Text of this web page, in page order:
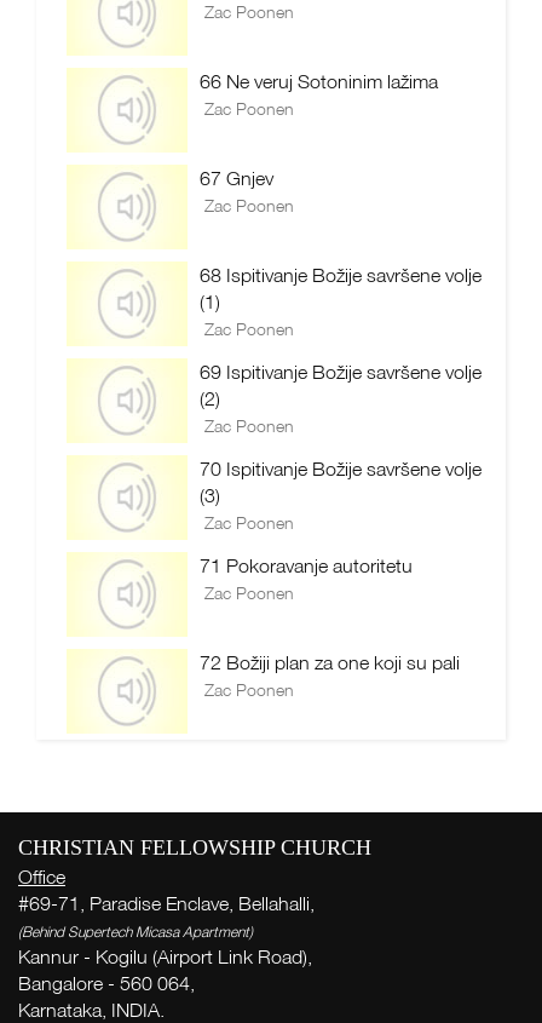
Zac Poonen
66 Ne veruj Sotoninim lažima
Zac Poonen
67 Gnjev
Zac Poonen
68 Ispitivanje Božije savršene volje
(1)
Zac Poonen
69 Ispitivanje Božije savršene volje
(2)
Zac Poonen
70 Ispitivanje Božije savršene volje
(3)
Zac Poonen
71 Pokoravanje autoritetu
Zac Poonen
72 Božiji plan za one koji su pali
Zac Poonen
CHRISTIAN FELLOWSHIP CHURCH
Office
#69-71, Paradise Enclave, Bellahalli,
(Behind Supertech Micasa Apartment)
Kannur - Kogilu (Airport Link Road),
Bangalore - 560 064,
Karnataka, INDIA.